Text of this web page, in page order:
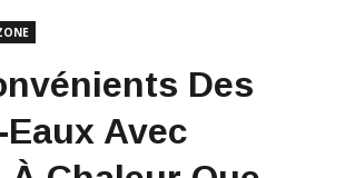
Des
Avec